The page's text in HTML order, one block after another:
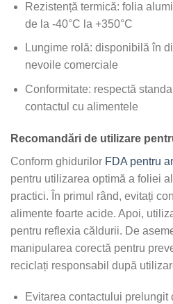
Rezistență termică: folia
de la -40°C la +350°C
Lungime rolă: disponibilă în
nevoile comerciale
Conformitate: respectă
contactul cu alimentele
Recomandări de utilizare
Conform ghidurilor FDA pentru
pentru utilizarea optimă a foliei
practici. În primul rând, evitați
alimente foarte acide. Apoi,
pentru reflexia căldurii. De
manipularea corectă pentru
reciclați responsabil după
Evitarea contactului prelungit